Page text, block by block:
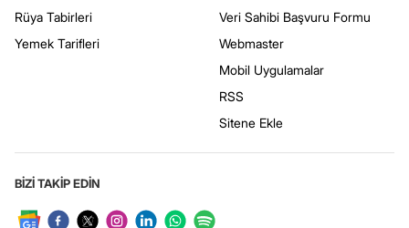
Rüya Tabirleri
Yemek Tarifleri
Veri Sahibi Başvuru Formu
Webmaster
Mobil Uygulamalar
RSS
Sitene Ekle
BİZİ TAKİP EDİN